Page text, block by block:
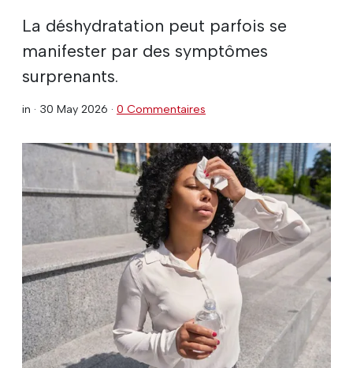
La déshydratation peut parfois se
manifester par des symptômes
surprenants.
in · 30 May 2026 · 0 Commentaires